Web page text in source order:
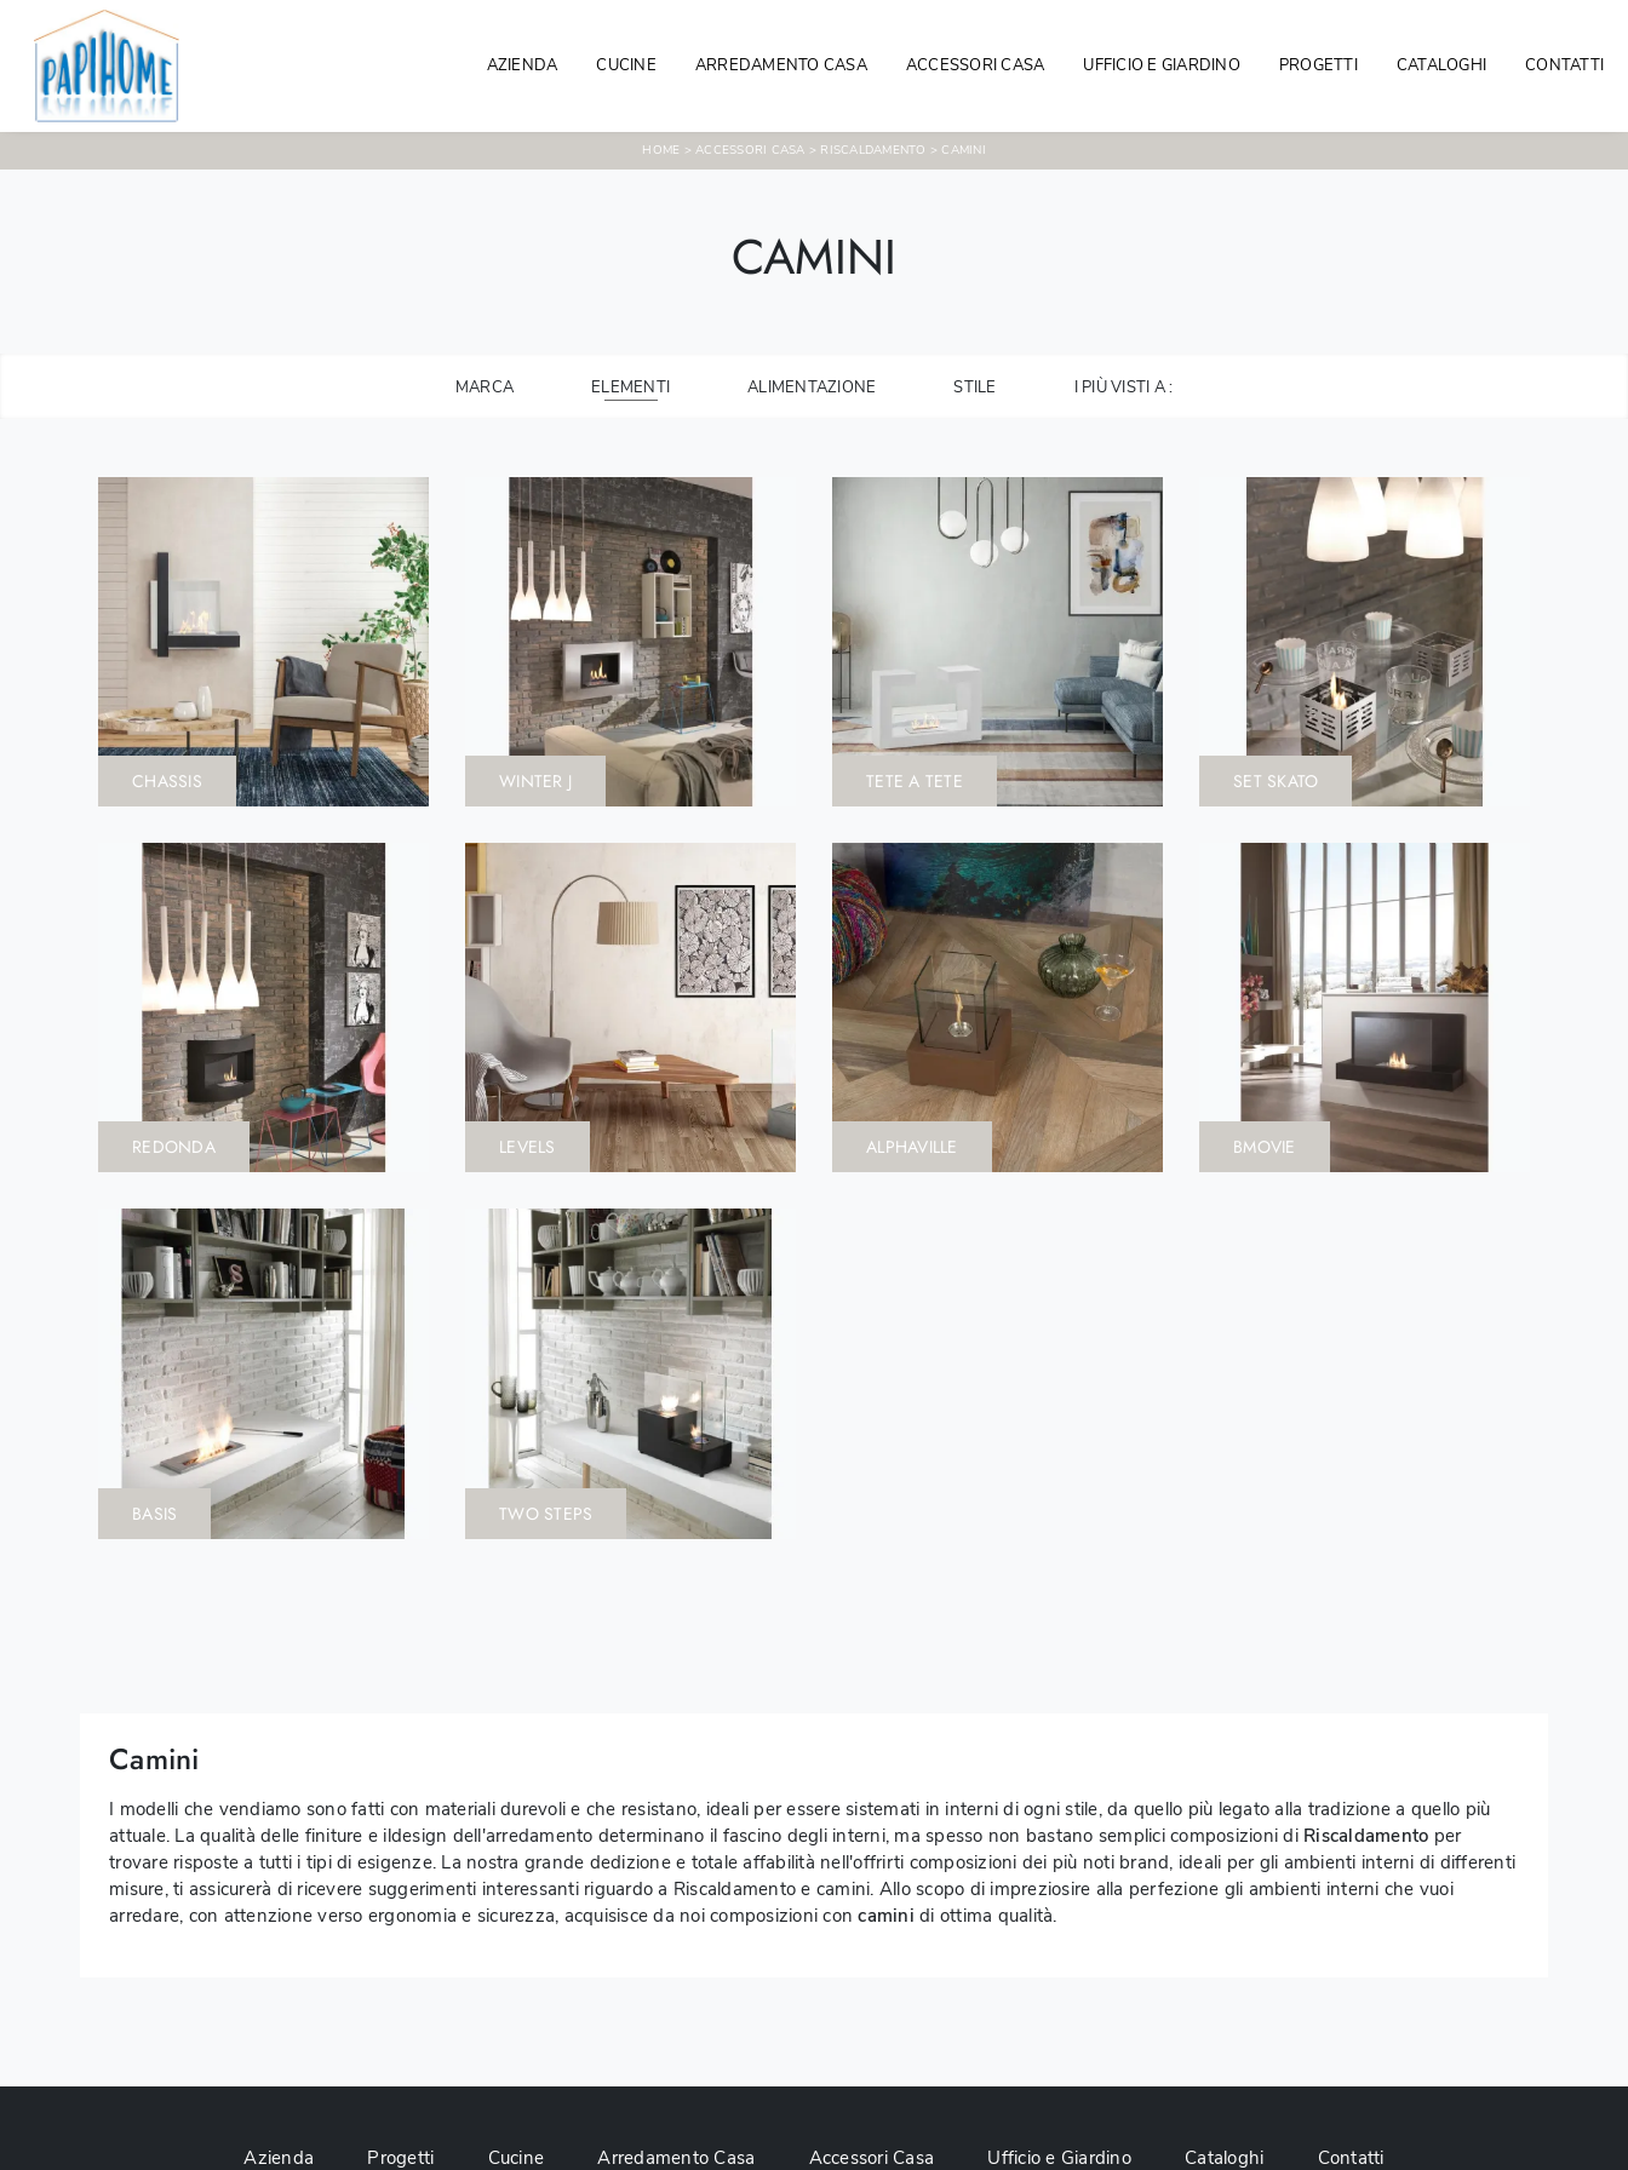
AZIENDA CUCINE ARREDAMENTO CASA ACCESSORI CASA UFFICIO E GIARDINO PROGETTI CATALOGHI CONTATTI
HOME > ACCESSORI CASA > RISCALDAMENTO > CAMINI
CAMINI
MARCA ELEMENTI ALIMENTAZIONE STILE I PIÙ VISTI A :
CHASSIS WINTER J TETE A TETE SET SKATO
REDONDA LEVELS ALPHAVILLE BMOVIE
BASIS TWO STEPS
Camini
I modelli che vendiamo sono fatti con materiali durevoli e che resistano, ideali per essere sistemati in interni di ogni stile, da quello più legato alla tradizione a quello più
attuale. La qualità delle finiture e ildesign dell'arredamento determinano il fascino degli interni, ma spesso non bastano semplici composizioni di Riscaldamento per
trovare risposte a tutti i tipi di esigenze. La nostra grande dedizione e totale affabilità nell'offrirti composizioni dei più noti brand, ideali per gli ambienti interni di differenti
misure, ti assicurerà di ricevere suggerimenti interessanti riguardo a Riscaldamento e camini. Allo scopo di impreziosire alla perfezione gli ambienti interni che vuoi
arredare, con attenzione verso ergonomia e sicurezza, acquisisce da noi composizioni concamini di ottima qualità.
Azienda Progetti Cucine Arredamento Casa Accessori Casa Ufficio e Giardino Cataloghi Contatti